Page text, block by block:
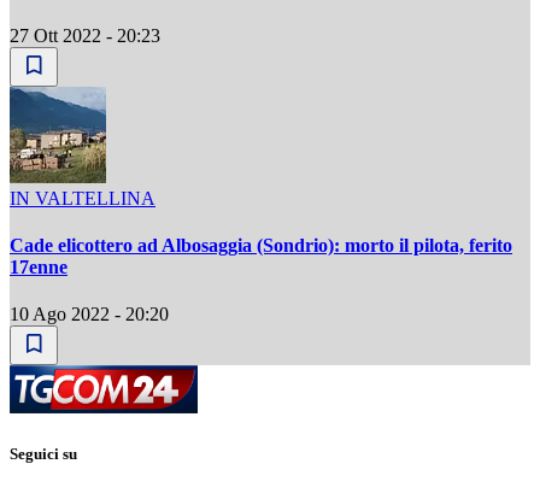
27 Ott 2022 - 20:23
IN VALTELLINA
Cade elicottero ad Albosaggia (Sondrio): morto il pilota, ferito
17enne
10 Ago 2022 - 20:20
Seguici su